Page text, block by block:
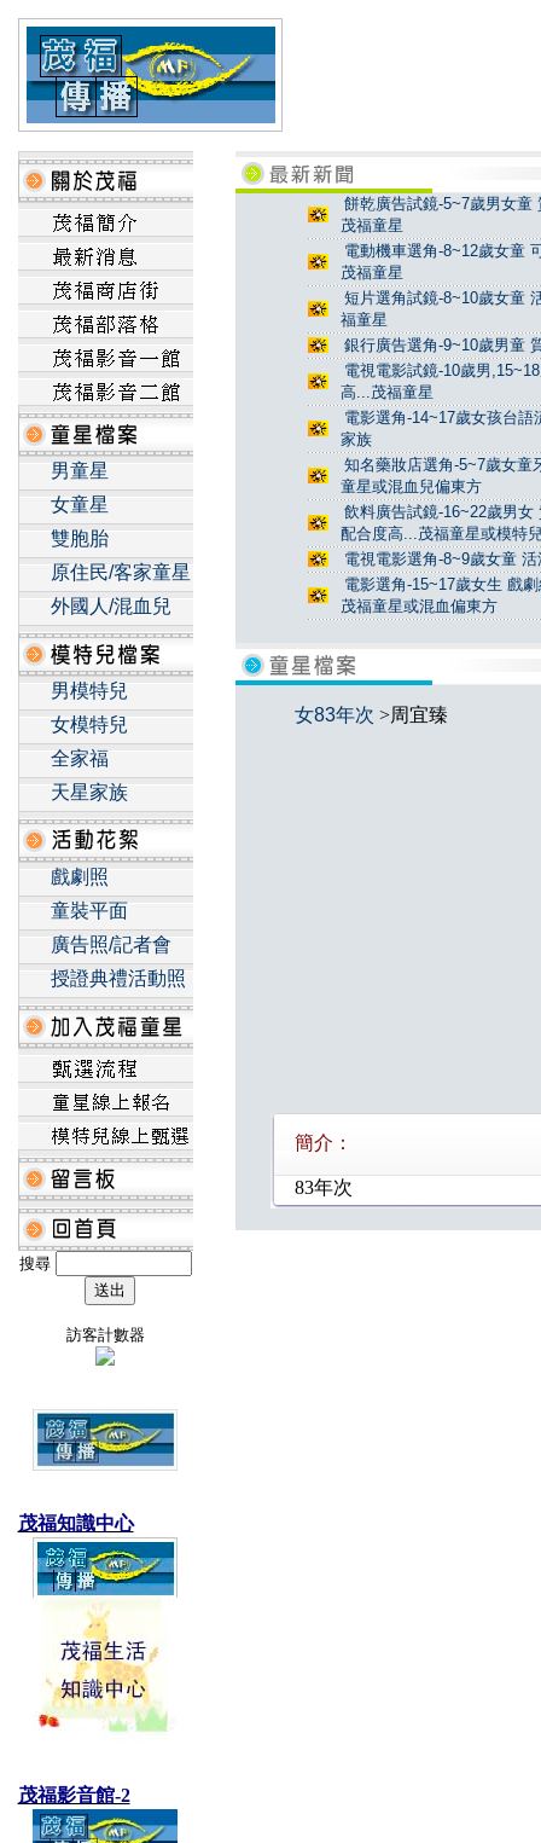
男童星
女童星
雙胞胎
原住民/客家童星
外國人/混血兒
男模特兒
女模特兒
全家福
天星家族
戲劇照
童裝平面
廣告照/記者會
授證典禮活動照
搜尋
訪客計數器
茂福知識中心
茂福影音館-2
餅乾廣告試鏡-5~7歲男女
茂福童星
電動機車選角-8~12歲女童
茂福童星
短片選角試鏡-8~10歲女童
福童星
銀行廣告選角-9~10歲男童
電視電影試鏡-10歲男
高...茂福童星
電影選角-14~17歲女孩台
家族
知名藥妝店選角-5~7歲女童
童星或混血兒偏東方
飲料廣告試鏡-16~22歲男
配合度高...茂福童星或模特
電視電影選角-8~9歲女童
電影選角-15~17歲女生 戲
茂福童星或混血偏東方
女83年次 >周宜臻
簡介：
83年次